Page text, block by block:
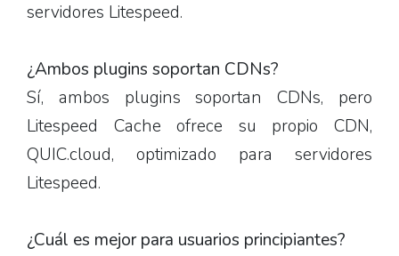
servidores Litespeed.
¿Ambos plugins soportan CDNs?
Sí, ambos plugins soportan CDNs, pero
Litespeed Cache ofrece su propio CDN,
QUIC.cloud, optimizado para servidores
Litespeed.
¿Cuál es mejor para usuarios principiantes?